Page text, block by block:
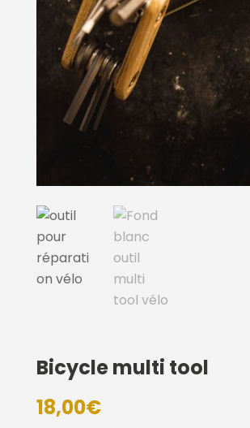
Bicycle multi tool
18,00€